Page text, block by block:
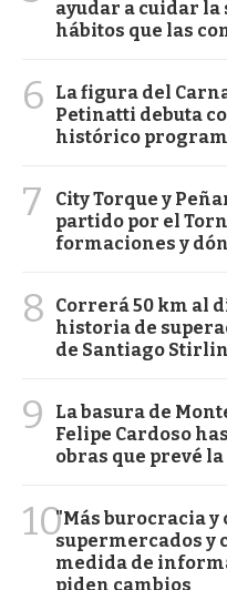
ayudar a cuidar la
hábitos que las
6
La figura del
Petinatti debuta
histórico
7
City Torque y
partido por el
formaciones y
8
Correrá 50 km al
historia de
de Santiago
9
La basura de
Felipe Cardoso
obras que prevé la
10"Más burocracia
supermercados y
medida de
piden cambios